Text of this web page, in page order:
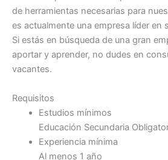
de herramientas necesarias para
es actualmente una empresa líder en
Si estás en búsqueda de una gran
aportar y aprender, no dudes en
vacantes.
Requisitos
Estudios mínimos
Educación Secundaria
Experiencia mínima
Al menos 1 año